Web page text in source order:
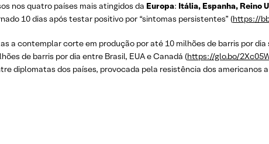
nos quatro países mais atingidos da Europa: Itália, Espanha, Reino
10 dias após testar positivo por “sintomas persistentes” (https://
a contemplar corte em produção por até 10 milhões de barris por dia
de barris por dia entre Brasil, EUA e Canadá (https://glo.bo/
diplomatas dos países, provocada pela resistência dos americanos